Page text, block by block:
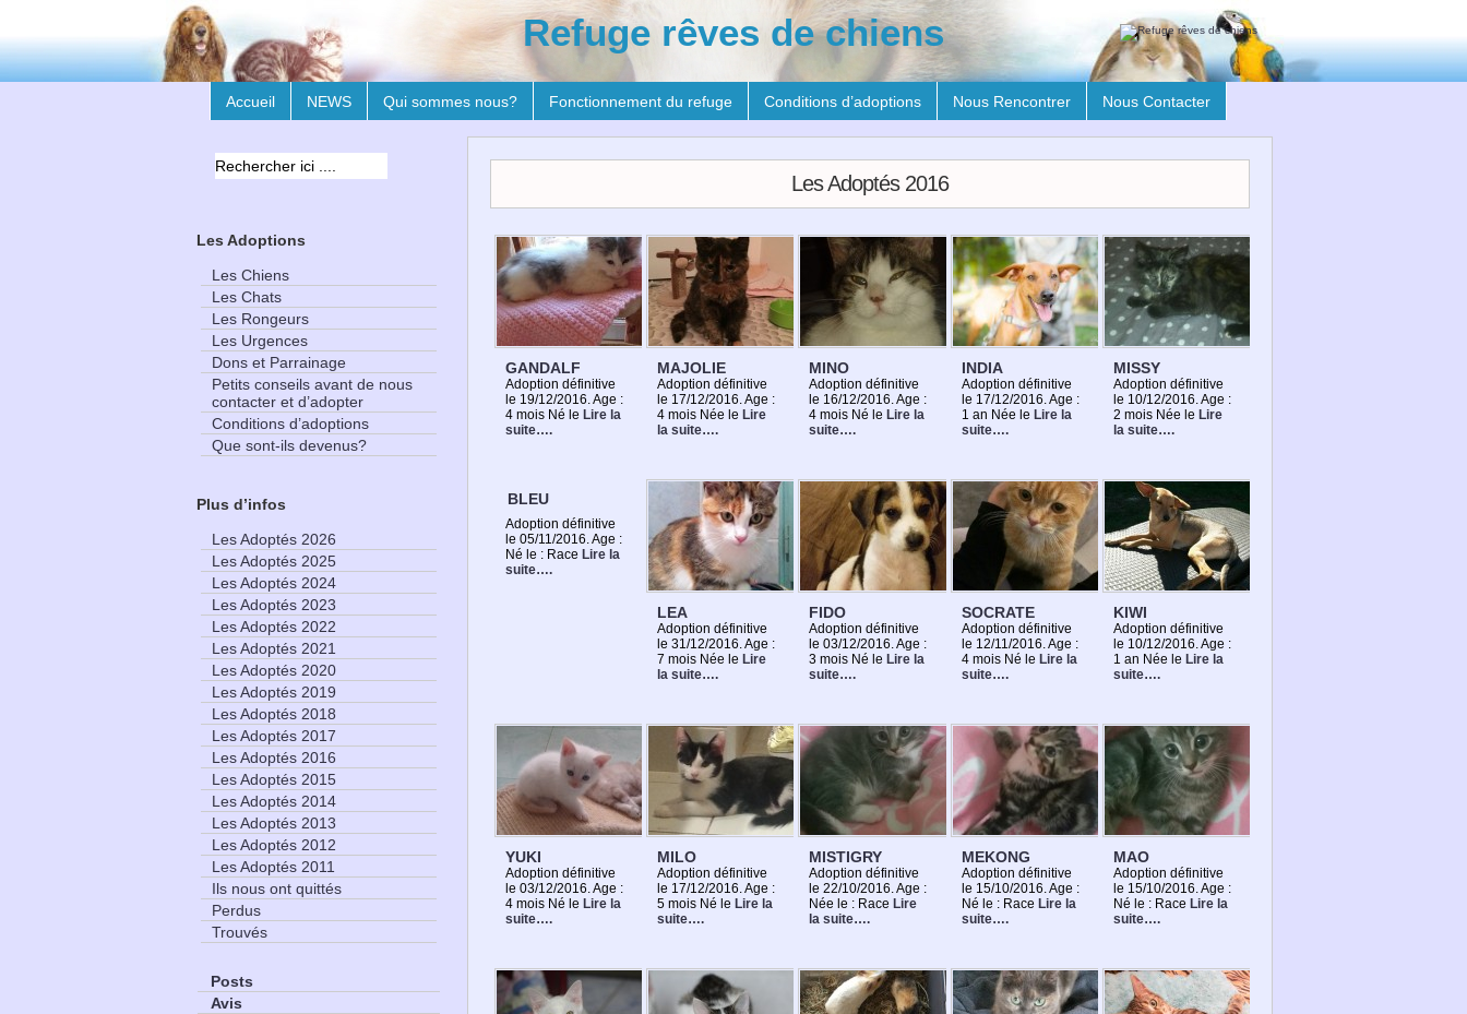
Refuge rêves de chiens
Accueil NEWS Qui sommes nous? Fonctionnement du refuge Conditions d’adoptions Nous Rencontrer Nous Contacter
Les Adoptés 2016
GANDALF
Adoption définitive
le 19/12/2016. Age :
4 mois Né le Lire la
suite….
MAJOLIE
Adoption définitive
le 17/12/2016. Age :
4 mois Née le Lire
la suite….
MINO
Adoption définitive
le 16/12/2016. Age :
4 mois Né le Lire la
suite….
INDIA
Adoption définitive
le 17/12/2016. Age :
1 an Née le Lire la
suite….
MISSY
Adoption définitive
le 10/12/2016. Age :
2 mois Née le Lire
la suite….
BLEU
Adoption définitive
le 05/11/2016. Age :
Né le : Race Lire la
suite….
LEA
Adoption définitive
le 31/12/2016. Age :
7 mois Née le Lire
la suite….
FIDO
Adoption définitive
le 03/12/2016. Age :
3 mois Né le Lire la
suite….
SOCRATE
Adoption définitive
le 12/11/2016. Age :
4 mois Né le Lire la
suite….
KIWI
Adoption définitive
le 10/12/2016. Age :
1 an Née le Lire la
suite….
YUKI
Adoption définitive
le 03/12/2016. Age :
4 mois Né le Lire la
suite….
MILO
Adoption définitive
le 17/12/2016. Age :
5 mois Né le Lire la
suite….
MISTIGRY
Adoption définitive
le 22/10/2016. Age :
Née le : Race Lire
la suite….
MEKONG
Adoption définitive
le 15/10/2016. Age :
Né le : Race Lire la
suite….
MAO
Adoption définitive
le 15/10/2016. Age :
Né le : Race Lire la
suite….
Les Adoptions
Les Chiens
Les Chats
Les Rongeurs
Les Urgences
Dons et Parrainage
Petits conseils avant de nous
contacter et d’adopter
Conditions d’adoptions
Que sont-ils devenus?
Plus d’infos
Les Adoptés 2026
Les Adoptés 2025
Les Adoptés 2024
Les Adoptés 2023
Les Adoptés 2022
Les Adoptés 2021
Les Adoptés 2020
Les Adoptés 2019
Les Adoptés 2018
Les Adoptés 2017
Les Adoptés 2016
Les Adoptés 2015
Les Adoptés 2014
Les Adoptés 2013
Les Adoptés 2012
Les Adoptés 2011
Ils nous ont quittés
Perdus
Trouvés
Posts
Avis